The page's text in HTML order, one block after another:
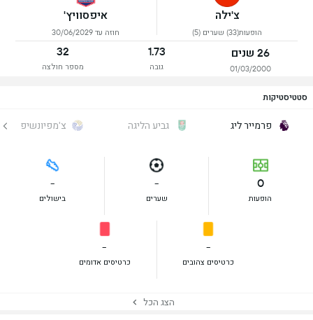
צ'ילה
הופעות(33) שערים (5)
איפסוויץ'
חוזה עד 30/06/2029
26 שנים
01/03/2000
1.73
גובה
32
מספר חולצה
סטטיסטיקות
פרמייר ליג גביע הליגה צ'מפיונשיפ
0
הופעות
-
שערים
-
בישולים
-
כרטיסים צהובים
-
כרטיסים אדומים
הצג הכל